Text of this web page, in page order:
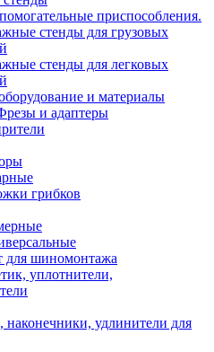
приспособления.
стенды для грузовых
стенды для легковых
и материалы
и адаптеры
грибков
для шиномонтажа
уплотнители,
удлинители для